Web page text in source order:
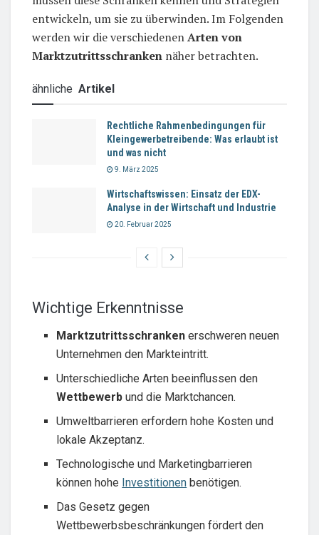
entwickeln, um sie zu überwinden. Im Folgenden
werden wir die verschiedenenArten von
Marktzutrittsschranken näher betrachten.
ähnliche Artikel
Rechtliche Rahmenbedingungen für
Kleingewerbetreibende: Was erlaubt ist
und was nicht
9. März 2025
Wirtschaftswissen: Einsatz der EDX-
Analyse in der Wirtschaft und Industrie
20. Februar 2025
Wichtige Erkenntnisse
Marktzutrittsschranken erschweren neuen
Unternehmen den Markteintritt.
Unterschiedliche Arten beeinflussen den
Wettbewerb und die Marktchancen.
Umweltbarrieren erfordern hohe Kosten und
lokale Akzeptanz.
Technologische und Marketingbarrieren
können hohe Investitionen benötigen.
Das Gesetz gegen
Wettbewerbsbeschränkungen fördert den